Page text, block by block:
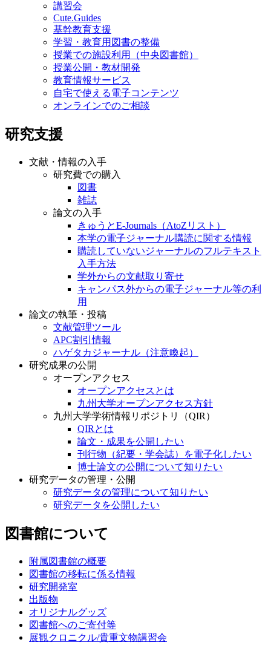
講習会
Cute.Guides
基幹教育支援
学習・教育用図書の整備
授業での施設利用（中央図書館）
授業公開・教材開発
教育情報サービス
自宅で使える電子コンテンツ
オンラインでのご相談
研究支援
文献・情報の入手
研究費での購入
図書
雑誌
論文の入手
きゅうとE-Journals（AtoZリスト）
本学の電子ジャーナル購読に関する情報
購読していないジャーナルのフルテキスト
入手方法
学外からの文献取り寄せ
キャンパス外からの電子ジャーナル等の利
用
論文の執筆・投稿
文献管理ツール
APC割引情報
ハゲタカジャーナル（注意喚起）
研究成果の公開
オープンアクセス
オープンアクセスとは
九州大学オープンアクセス方針
九州大学学術情報リポジトリ（QIR）
QIRとは
論文・成果を公開したい
刊行物（紀要・学会誌）を電子化したい
博士論文の公開について知りたい
研究データの管理・公開
研究データの管理について知りたい
研究データを公開したい
図書館について
附属図書館の概要
図書館の移転に係る情報
研究開発室
出版物
オリジナルグッズ
図書館へのご寄付等
展観クロニクル/貴重文物講習会